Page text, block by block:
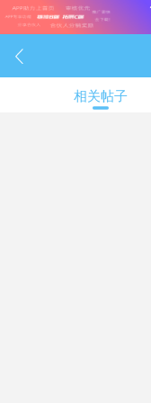

相关帖子